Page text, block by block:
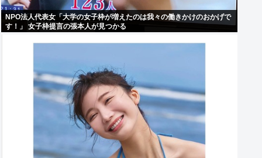
NPO法人代表女「大学の女子枠が増えたのは我々の働きかけのおかげで
す！」 女子枠提言の張本人が見つかる